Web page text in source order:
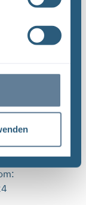
Strategie
F&E-
das